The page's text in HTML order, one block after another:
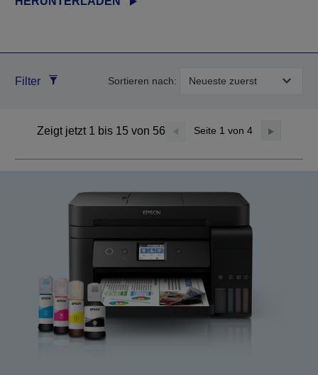
Filter Sortieren nach:
Zeigt jetzt 1 bis 15 von 56 Seite 1 von 4